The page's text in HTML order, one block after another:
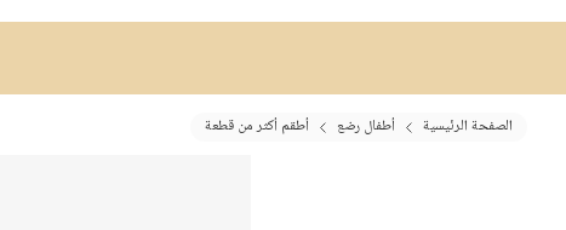
الصفحة الرئيسية أطفال رضع أطقم أكثر من قطعة